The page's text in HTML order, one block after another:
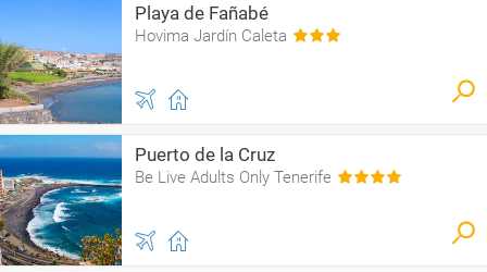
Playa de Fañabé
Hovima Jardín Caleta
Puerto de la Cruz
Be Live Adults Only Tenerife